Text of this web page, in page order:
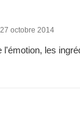
octobre 2014
les